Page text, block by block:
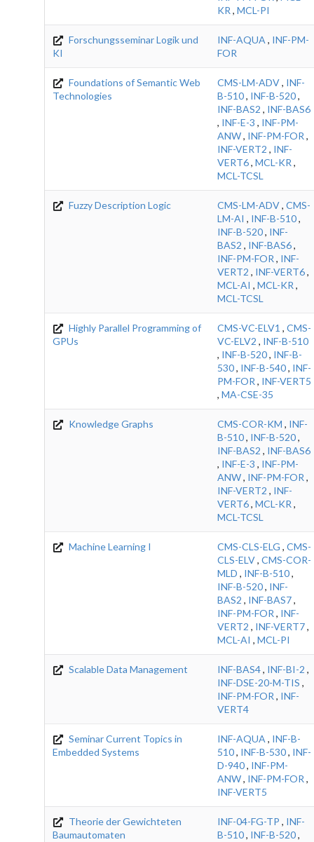
KR , MCL-PI
Forschungsseminar Logik und
KI
INF-AQUA , INF-PM-
FOR
Foundations of Semantic Web
Technologies
CMS-LM-ADV, INF-
B-510, INF-B-520,
INF-BAS2 , INF-BAS6
, INF-E-3 , INF-PM-
ANW, INF-PM-FOR ,
INF-VERT2 , INF-
VERT6, MCL-KR ,
MCL-TCSL
Fuzzy Description Logic CMS-LM-ADV, CMS-
LM-AI , INF-B-510,
INF-B-520, INF-
BAS2 , INF-BAS6,
INF-PM-FOR , INF-
VERT2 , INF-VERT6,
MCL-AI , MCL-KR ,
MCL-TCSL
Highly Parallel Programming of
GPUs
CMS-VC-ELV1 , CMS-
VC-ELV2 , INF-B-510
, INF-B-520, INF-B-
530, INF-B-540, INF-
PM-FOR , INF-VERT5
, MA-CSE-35
Knowledge Graphs CMS-COR-KM , INF-
B-510, INF-B-520,
INF-BAS2 , INF-BAS6
, INF-E-3 , INF-PM-
ANW, INF-PM-FOR ,
INF-VERT2 , INF-
VERT6, MCL-KR ,
MCL-TCSL
Machine Learning I CMS-CLS-ELG , CMS-
CLS-ELV, CMS-COR-
MLD , INF-B-510,
INF-B-520, INF-
BAS2 , INF-BAS7,
INF-PM-FOR , INF-
VERT2 , INF-VERT7,
MCL-AI , MCL-PI
Scalable Data Management INF-BAS4, INF-BI-2 ,
INF-DSE-20-M-TIS ,
INF-PM-FOR , INF-
VERT4
Seminar Current Topics in
Embedded Systems
INF-AQUA , INF-B-
510, INF-B-530, INF-
D-940, INF-PM-
ANW, INF-PM-FOR ,
INF-VERT5
Theorie der Gewichteten
Baumautomaten
INF-04-FG-TP , INF-
B-510, INF-B-520,